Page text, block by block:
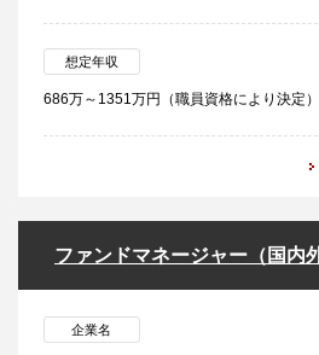
想定年収
686万～1351万円（職員資格により決定）
ファンドマネージャー（国内
企業名